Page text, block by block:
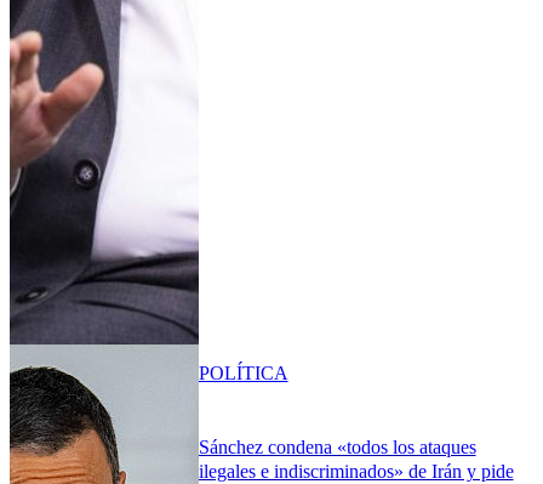
Sánchez condena «todos los ataques
ilegales e indiscriminados» de Irán y pide
POLÍTICA